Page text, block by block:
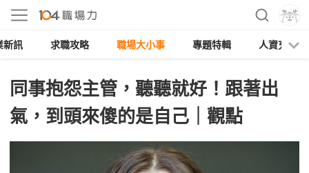
新訊 求職攻略 職場大小事 專題特輯 人資充電
同事抱怨主管，聽聽就好！跟著出
氣，到頭來傻的是自己｜觀點